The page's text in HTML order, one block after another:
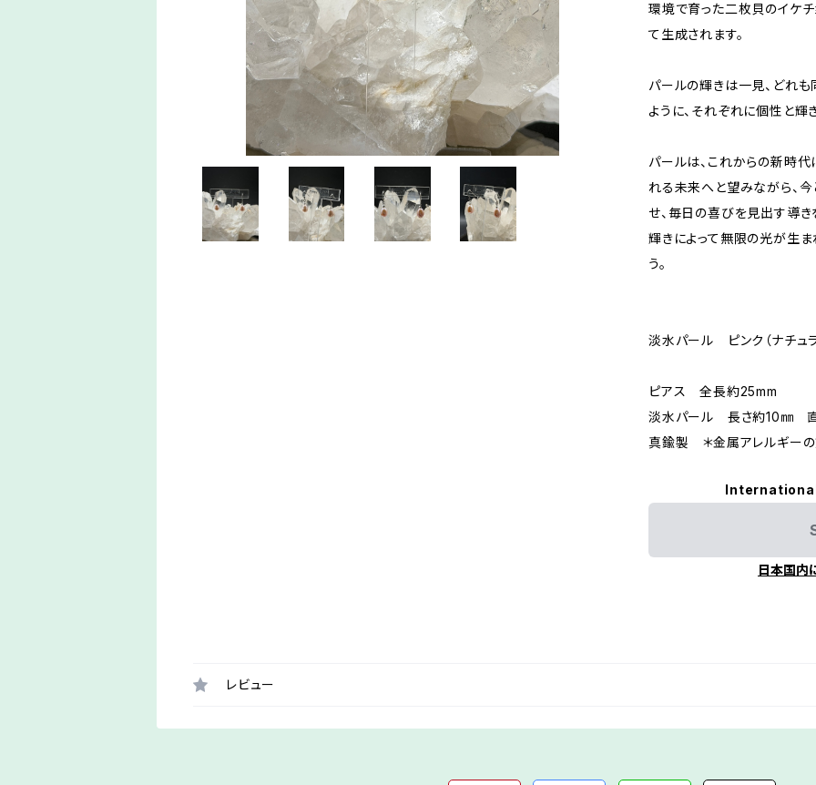
環境で育った二枚貝のイケ
て生成されます。
パールの輝きは一見、どれも
ように、それぞれに個性と輝
パールは、これからの新時代
れる未来へと望みながら、
せ、毎日の喜びを見出す導
輝きによって無限の光が生ま
う。
淡水パール ピンク（ナチュ
ピアス 全長約25mm
淡水パール 長さ約10㎜
真鍮製 ＊金属アレルギーの
日本国内
レビュー